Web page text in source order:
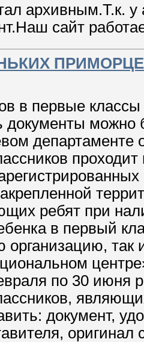
архивным.Т.к.
сайт
в первые
можно
департаменте
ребят при
в первый
организацию, так
по 30 июня
документ,